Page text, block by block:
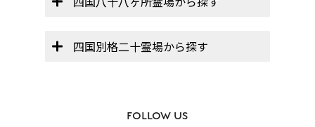
四国別格二十霊場から探す
FOLLOW US